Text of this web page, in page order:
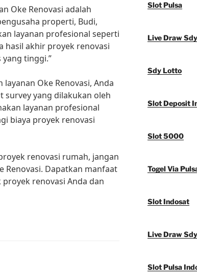
Oke Renovasi adalah
properti, Budi,
layanan profesional seperti
hasil akhir proyek renovasi
tinggi.”
Oke Renovasi, Anda
survey yang dilakukan oleh
layanan profesional
biaya proyek renovasi
renovasi rumah, jangan
Renovasi. Dapatkan manfaat
renovasi Anda dan
Slot Pulsa
Live Draw Sdy
Sdy Lotto
Slot Deposit
Slot 5000
Togel Via
Slot Indosat
Live Draw Sdy
Slot Pulsa